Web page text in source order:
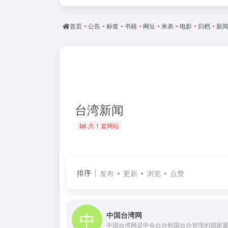
首页 • 公告 • 标签 • 书籍 • 网址 • 米表 • 电影 • 归档 • 新闻
台湾新闻
共 1 篇网站
排序 发布 更新 浏览 点赞
中国台湾网